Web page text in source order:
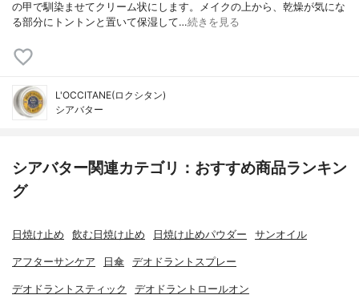
の甲で馴染ませてクリーム状にします。メイクの上から、乾燥が気にな
る部分にトントンと置いて保湿して…続きを見る
L'OCCITANE(ロクシタン)
シアバター
シアバター関連カテゴリ：おすすめ商品ランキン
グ
日焼け止め 飲む日焼け止め 日焼け止めパウダー サンオイル
アフターサンケア 日傘 デオドラントスプレー
デオドラントスティック デオドラントロールオン